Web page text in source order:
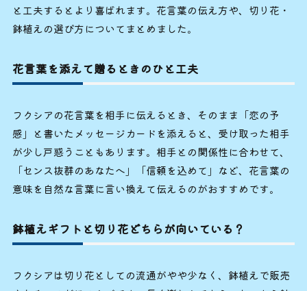
と工夫するとより喜ばれます。花言葉の伝え方や、切り花・
鉢植えの選び方についてまとめました。
花言葉を添えて贈るときのひと工夫
フクシアの花言葉を相手に伝えるとき、そのまま「恋の予
感」と書いたメッセージカードを添えると、受け取った相手
が少し戸惑うこともあります。相手との関係性に合わせて、
「センス抜群のあなたへ」「信頼を込めて」など、花言葉の
意味を自然な言葉に言い換えて伝えるのがおすすめです。
鉢植えギフトと切り花どちらが向いている？
フクシアは切り花としての流通がやや少なく、鉢植えで販売